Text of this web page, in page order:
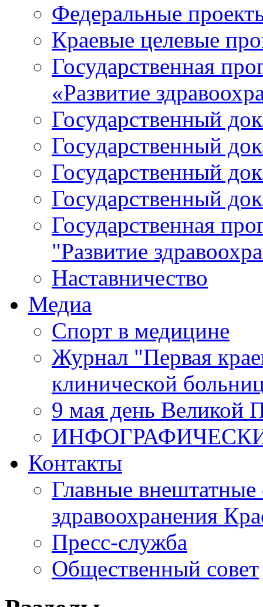
Федеральные
Краевые целевые
Государственная
«Развитие
Государственный
Государственный
Государственный
Государственный
Государственная
"Развитие
Наставничество
Медиа
Спорт в медицине
Журнал "Первая
клинической
9 мая день Великой
Контакты
Главные внештатные
здравоохранения
Пресс-служба
Общественный совет